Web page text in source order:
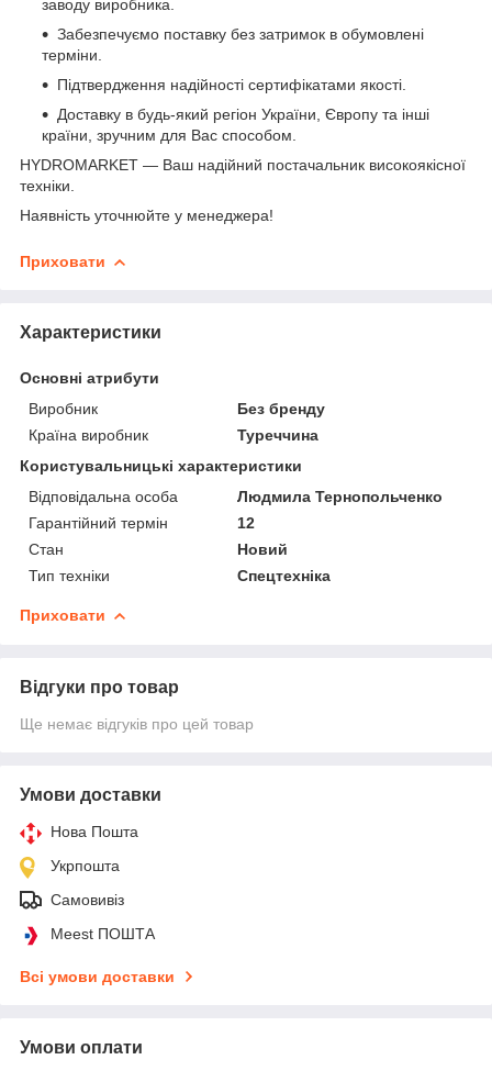
заводу виробника.
Забезпечуємо поставку без затримок в обумовлені
терміни.
Підтвердження надійності сертифікатами якості.
Доставку в будь-який регіон України, Європу та інші
країни, зручним для Вас способом.
HYDROMARKET — Ваш надійний постачальник високоякісної
техніки.
Наявність уточнюйте у менеджера!
Приховати
Характеристики
Основні атрибути
Виробник
Без бренду
Країна виробник
Туреччина
Користувальницькі характеристики
Відповідальна особа
Людмила Тернопольченко
Гарантійний термін
12
Стан
Новий
Тип техніки
Спецтехніка
Приховати
Відгуки про товар
Ще немає відгуків про цей товар
Умови доставки
Нова Пошта
Укрпошта
Самовивіз
Meest ПОШТА
Всі умови доставки
Умови оплати